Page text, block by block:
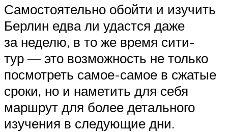
Самостоятельно обойти и изучить
Берлин едва ли удастся даже
за неделю, в то же время сити-
тур — это возможность не только
посмотреть самое-самое в сжатые
сроки, но и наметить для себя
маршрут для более детального
изучения в следующие дни.